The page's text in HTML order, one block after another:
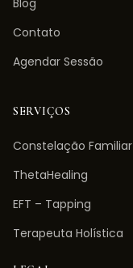
Blog
Contato
Agendar Sessão
SERVIÇOS
Constelação Familiar
ThetaHealing
EFT – Tapping
Terapeuta Holística